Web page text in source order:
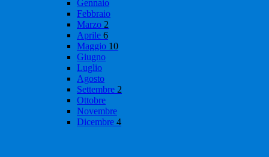
Gennaio
Febbraio
Marzo 2
Aprile 6
Maggio 10
Giugno
Luglio
Agosto
Settembre 2
Ottobre
Novembre
Dicembre 4